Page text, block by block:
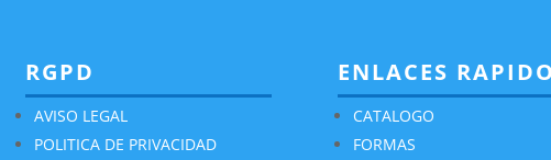
RGPD
AVISO LEGAL
POLITICA DE PRIVACIDAD
ENLACES
CATALOGO
FORMAS